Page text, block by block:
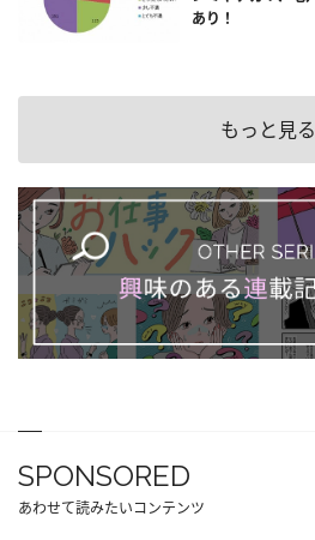
あり！
もっと見る
SPONSORED
あわせて読みたいコンテンツ